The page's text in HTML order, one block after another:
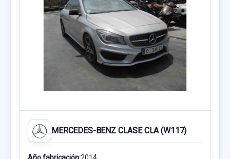
MERCEDES-BENZ CLASE CLA (W117)
Año fabricación:2014